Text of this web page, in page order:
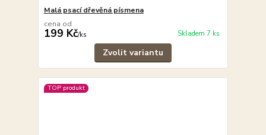
Malá psací dřevěná písmena
cena od
199 Kč/ks Skladem 7 ks
Zvolit variantu
TOP produkt